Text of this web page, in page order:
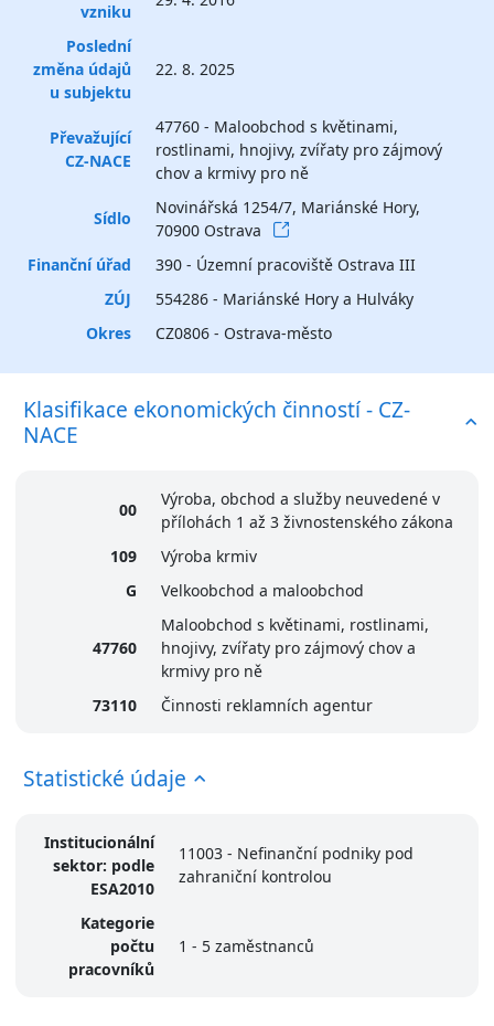
vzniku
Poslední
změna údajů
u subjektu
22. 8. 2025
Převažující
CZ-NACE
47760 - Maloobchod s květinami,
rostlinami, hnojivy, zvířaty pro zájmový
chov a krmivy pro ně
Sídlo
Novinářská 1254/7, Mariánské Hory,
70900 Ostrava
Finanční úřad
390 - Územní pracoviště Ostrava III
ZÚJ
554286 - Mariánské Hory a Hulváky
Okres
CZ0806 - Ostrava-město
Klasifikace ekonomických činností - CZ-
NACE
00
Výroba, obchod a služby neuvedené v
přílohách 1 až 3 živnostenského zákona
109
Výroba krmiv
G
Velkoobchod a maloobchod
47760
Maloobchod s květinami, rostlinami,
hnojivy, zvířaty pro zájmový chov a
krmivy pro ně
73110
Činnosti reklamních agentur
Statistické údaje
Institucionální
sektor: podle
ESA2010
11003 - Nefinanční podniky pod
zahraniční kontrolou
Kategorie
počtu
pracovníků
1 - 5 zaměstnanců